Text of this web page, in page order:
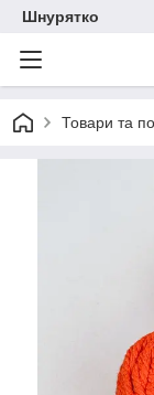
Шнурятко
Товари та